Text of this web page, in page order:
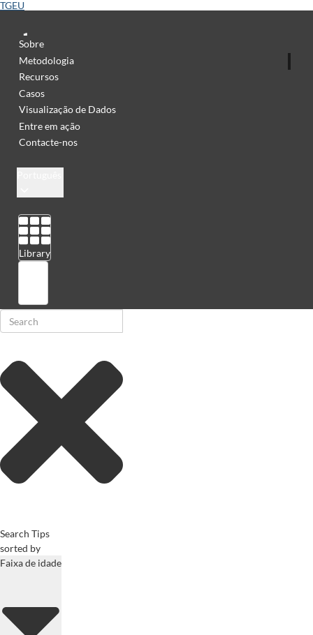
TGEU
Sobre
Metodologia
Recursos
Casos
Visualização de Dados
Entre em ação
Contacte-nos
Library
Search Tips
sorted by
Faixa de idade